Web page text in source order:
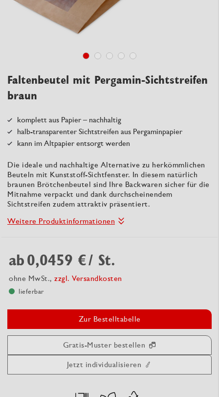
Faltenbeutel mit Pergamin-Sichtstreifen
braun
komplett aus Papier – nachhaltig
halb-transparenter Sichtstreifen aus Pergaminpapier
kann im Altpapier entsorgt werden
Die ideale und nachhaltige Alternative zu herkömmlichen
Beuteln mit Kunststoff-Sichtfenster. In diesem natürlich
braunen Brötchenbeutel sind Ihre Backwaren sicher für die
Mitnahme verpackt und dank durchscheinendem
Sichtstreifen zudem attraktiv präsentiert.
Weitere Produktinformationen
ab0,0459 €/ St.
ohne MwSt., zzgl. Versandkosten
lieferbar
Zur Bestelltabelle
Gratis-Muster bestellen
Jetzt individualisieren